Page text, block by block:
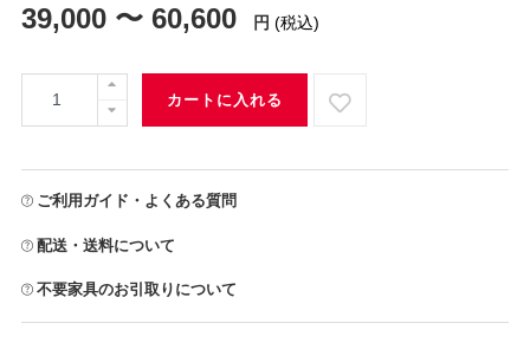
39,000 〜 60,600 円 (税込)
カートに入れる
ご利用ガイド・よくある質問
配送・送料について
不要家具のお引取りについて